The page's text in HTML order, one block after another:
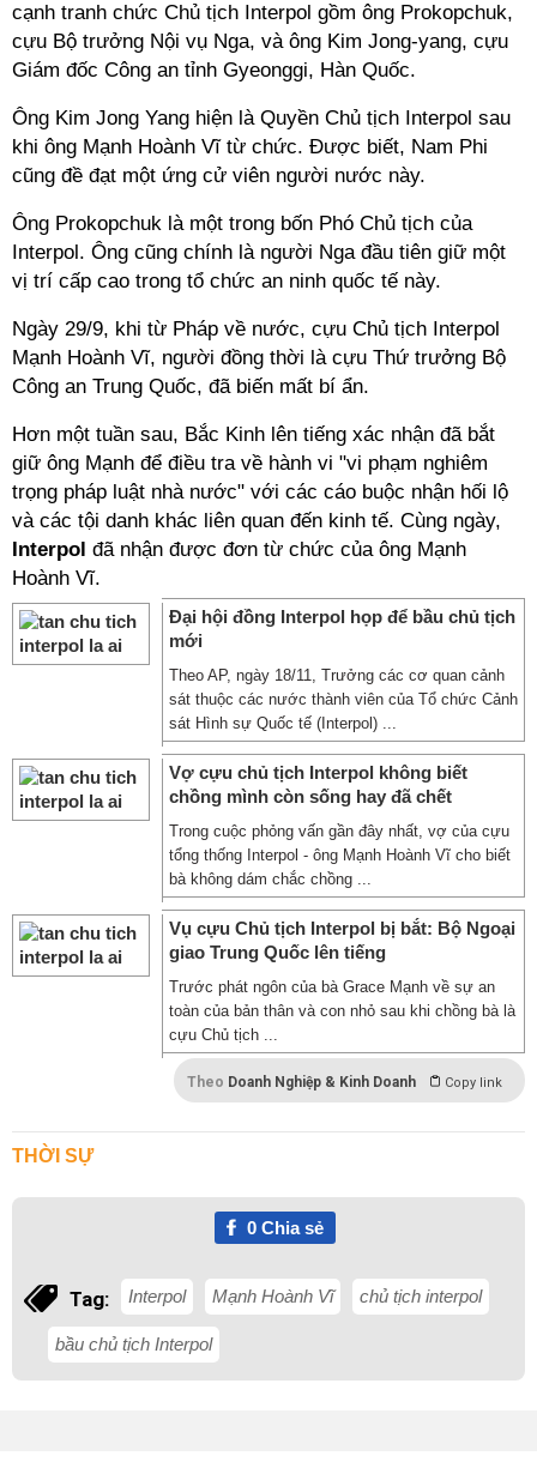
cạnh tranh chức Chủ tịch Interpol gồm ông Prokopchuk,
cựu Bộ trưởng Nội vụ Nga, và ông Kim Jong-yang, cựu
Giám đốc Công an tỉnh Gyeonggi, Hàn Quốc.
Ông Kim Jong Yang hiện là Quyền Chủ tịch Interpol sau
khi ông Mạnh Hoành Vĩ từ chức. Được biết, Nam Phi
cũng đề đạt một ứng cử viên người nước này.
Ông Prokopchuk là một trong bốn Phó Chủ tịch của
Interpol. Ông cũng chính là người Nga đầu tiên giữ một
vị trí cấp cao trong tổ chức an ninh quốc tế này.
Ngày 29/9, khi từ Pháp về nước, cựu Chủ tịch Interpol
Mạnh Hoành Vĩ, người đồng thời là cựu Thứ trưởng Bộ
Công an Trung Quốc, đã biến mất bí ẩn.
Hơn một tuần sau, Bắc Kinh lên tiếng xác nhận đã bắt
giữ ông Mạnh để điều tra về hành vi "vi phạm nghiêm
trọng pháp luật nhà nước" với các cáo buộc nhận hối lộ
và các tội danh khác liên quan đến kinh tế. Cùng ngày,
Interpol đã nhận được đơn từ chức của ông Mạnh
Hoành Vĩ.
Đại hội đồng Interpol họp để bầu chủ tịch
mới
Theo AP, ngày 18/11, Trưởng các cơ quan cảnh
sát thuộc các nước thành viên của Tổ chức Cảnh
sát Hình sự Quốc tế (Interpol) ...
Vợ cựu chủ tịch Interpol không biết
chồng mình còn sống hay đã chết
Trong cuộc phỏng vấn gần đây nhất, vợ của cựu
tổng thống Interpol - ông Mạnh Hoành Vĩ cho biết
bà không dám chắc chồng ...
Vụ cựu Chủ tịch Interpol bị bắt: Bộ Ngoại
giao Trung Quốc lên tiếng
Trước phát ngôn của bà Grace Mạnh về sự an
toàn của bản thân và con nhỏ sau khi chồng bà là
cựu Chủ tịch ...
Theo Doanh Nghiệp & Kinh Doanh Copy link
THỜI SỰ
0Chia sẻ
Tag: Interpol Mạnh Hoành Vĩ chủ tịch interpol
bầu chủ tịch Interpol